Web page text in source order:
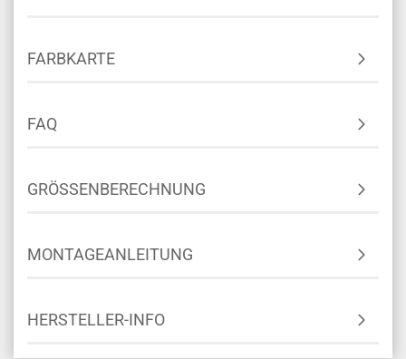
FARBKARTE
FAQ
GRÖSSENBERECHNUNG
MONTAGEANLEITUNG
HERSTELLER-INFO